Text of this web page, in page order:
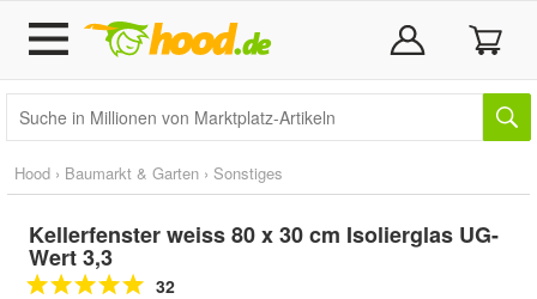
Hood › Baumarkt & Garten › Sonstiges
Kellerfenster weiss 80 x 30 cm Isolierglas UG-
Wert 3,3
32